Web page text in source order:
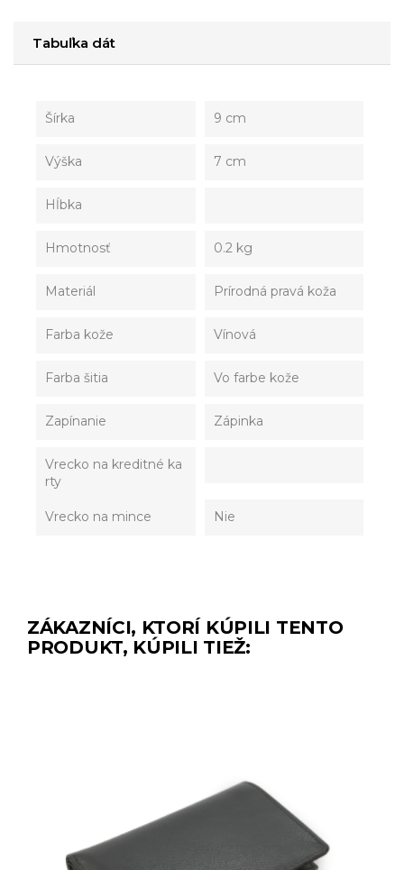
Tabuľka dát
Šírka 9 cm
Výška 7 cm
Hĺbka
Hmotnosť 0.2 kg
Materiál Prírodná pravá koža
Farba kože Vínová
Farba šitia Vo farbe kože
Zapínanie Zápinka
Vrecko na kreditné ka
rty
Vrecko na mince Nie
ZÁKAZNÍCI, KTORÍ KÚPILI TENTO
PRODUKT, KÚPILI TIEŽ: